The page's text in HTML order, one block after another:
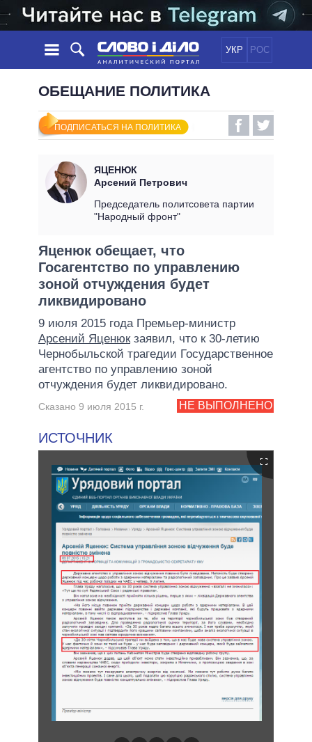
УКР РОС
НОВОСТИ
ЛЕНТА
СОБЫТИЯ
СТАТЬИ
МНЕНИЯ
ОБЗОРЫ
ДАЙДЖЕСТЫ
ПОЛИТИКА
ЭКОНОМИКА
МИР
ОБЕЩАНИЯ
ВСЕ ПОЛИТИКИ
ПРЕЗИДЕНТ И ОФИС
ВЕРХОВНАЯ РАДА
ГЛАВЫ ОБЛАДМИНИСТРАЦИЙ
МЭРЫ
ВСЕ ПЕРСОНЫ
ИНФОГРАФИКА
ВИДЕО
СРАВНЕНИЕ ПОЛИТИКОВ
ОБЕЩАНИЕ ПОЛИТИКА
ПОДПИСАТЬСЯ НА ПОЛИТИКА
ЯЦЕНЮК
Арсений Петрович
Председатель политсовета партии
"Народный фронт"
Яценюк обещает, что
Госагентство по управлению
зоной отчуждения будет
ликвидировано
9 июля 2015 года Премьер-министр
Арсений Яценюкзаявил, что к 30-летию
Чернобыльской трагедии Государственное
агентство по управлению зоной
отчуждения будет ликвидировано.
НЕ ВЫПОЛНЕНО
Сказано 9 июля 2015 г.
ИСТОЧНИК